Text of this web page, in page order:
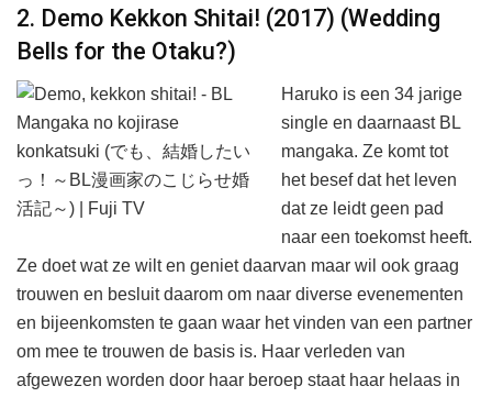
2. Demo Kekkon Shitai! (2017) (Wedding
Bells for the Otaku?)
Haruko is een 34 jarige
single en daarnaast BL
mangaka. Ze komt tot
het besef dat het leven
dat ze leidt geen pad
naar een toekomst heeft.
Ze doet wat ze wilt en geniet daarvan maar wil ook graag
trouwen en besluit daarom om naar diverse evenementen
en bijeenkomsten te gaan waar het vinden van een partner
om mee te trouwen de basis is. Haar verleden van
afgewezen worden door haar beroep staat haar helaas in